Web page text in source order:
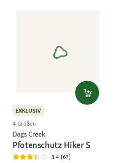
EXKLUSIV
4 Größen
Dogs Creek
Pfotenschutz Hiker S
3.4 (67)